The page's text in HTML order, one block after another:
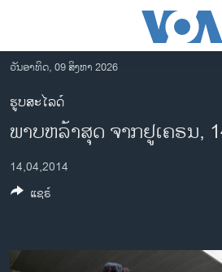
ເຂົ້າ
ຫາ
ຂ້າມ
ຂ້າມ
ໄປ
ຫາ
ລາວ
ອາເມຣິກາ
ການເລືອກຕັ້ງ ປະທານາທີບໍດີ ສະຫະລັດ
ຂ່າວ​ຈີນ
ເອເຊຍ
ວັນອາທິດ, 09 ສິງຫາ 2026
ຮູບສະໄລດ໌
ພາບຫລ້າສຸດ ຈາກຢູເຄຣນ,
14,04,2014
ແຊຣ໌